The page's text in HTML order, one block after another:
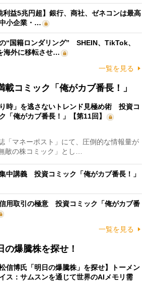
利益5兆円超】銀行、商社、ゼネコンは最高
小企業・…
“国籍ロンダリング” SHEIN、TikTok、
海外に移転させ…
一覧を見る
載コミック「俺がカブ番長！」
り時」を逃さないトレンド見極め術 投資コ
「俺がカブ番長！」【第11回】
「マネーポスト」にて、圧倒的な情報量が
敵の株コミック」とし…
中講義 投資コミック「俺がカブ番長！」
用取引の極意 投資コミック「俺がカブ番
一覧を見る
の爆騰株を探せ！
松信博氏「明日の爆騰株」を探せ】トーメン
ス：サムスンを通じて世界のAIメモリ需